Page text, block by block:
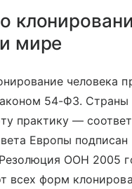
мире
человека
54-ФЗ.
практику —
Европы
ООН 2005
всех форм